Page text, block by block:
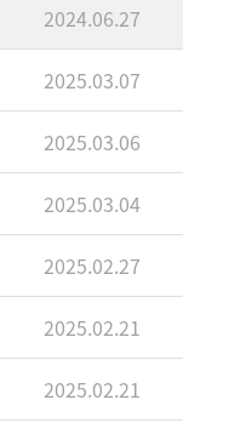
2024.06.27
2025.03.07
2025.03.06
2025.03.04
2025.02.27
2025.02.21
2025.02.21